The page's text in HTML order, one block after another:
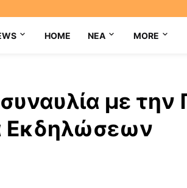
HOME NEA MORE
με την
Εκδηλώσεων